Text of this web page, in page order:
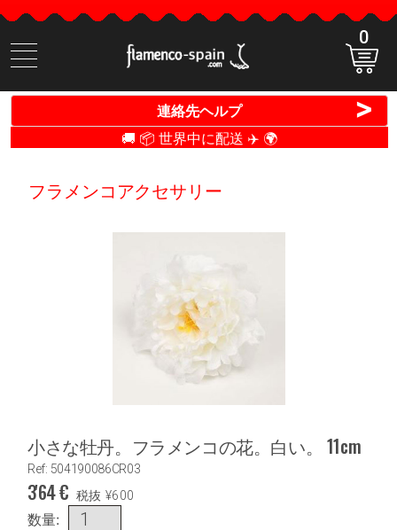
商
品
検
0
連絡先ヘルプ >
🚚 📦 世界中に配送 ✈️ 🌍
フラメンコアクセサリー
小さな牡丹。フラメンコの花。白い。 11cm
Ref: 504190086CR03
3'64€ 税抜 ¥600
数量: